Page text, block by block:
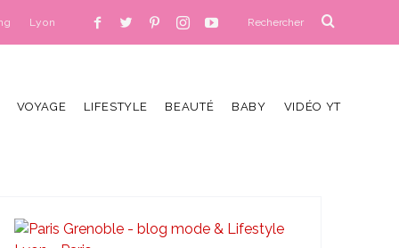
Lyon
VOYAGE LIFESTYLE BEAUTÉ BABY VIDÉO YT